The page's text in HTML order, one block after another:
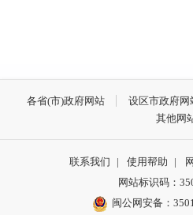
各省(市)政府网站 设区市政府网
其他网
联系我们 | 使用帮助 |
网站标识码：
闽公网安备：